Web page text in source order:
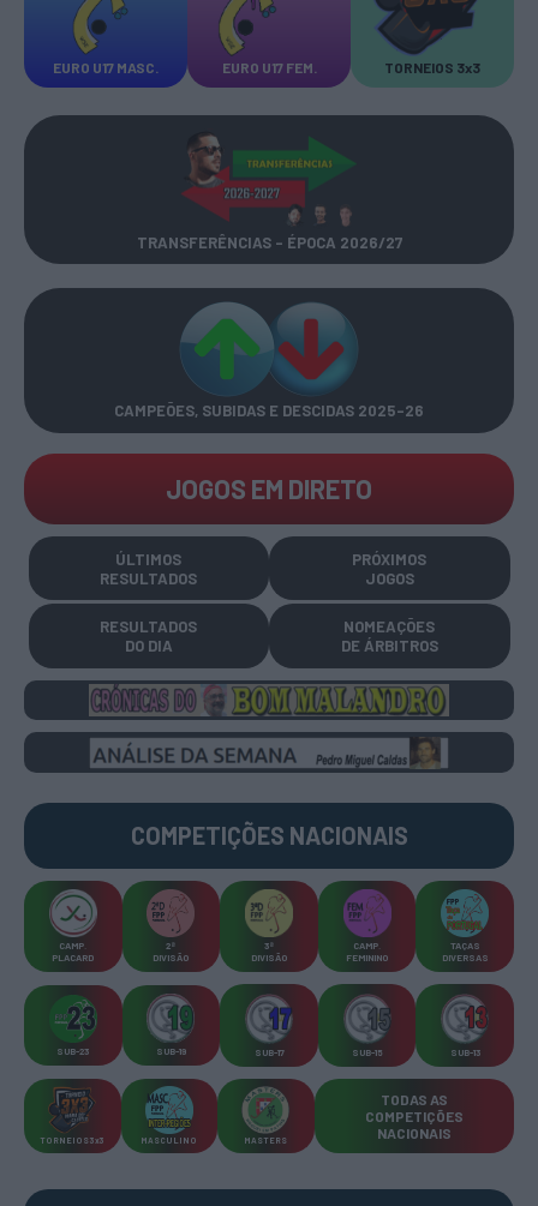
EURO U17 MASC. EURO U17 FEM. TORNEIOS 3x3
TRANSFERÊNCIAS - ÉPOCA 2026/27
CAMPEÕES, SUBIDAS E DESCIDAS 2025-26
JOGOS EM DIRETO
ÚLTIMOS
RESULTADOS
PRÓXIMOS
JOGOS
RESULTADOS
DO DIA
NOMEAÇÕES
DE ÁRBITROS
COMPETIÇÕES NACIONAIS
CAMP
PLACARD
2ª
DIVISÃO
3ª
DIVISÃO
CAMP
FEMININO
TAÇAS
DIVERSAS
SUB-23 SUB-19 SUB-17 SUB-15 SUB-13
TORNEIOS 3x3 MASCULINO MASTERS
TODAS AS
COMPETIÇÕES
NACIONAIS